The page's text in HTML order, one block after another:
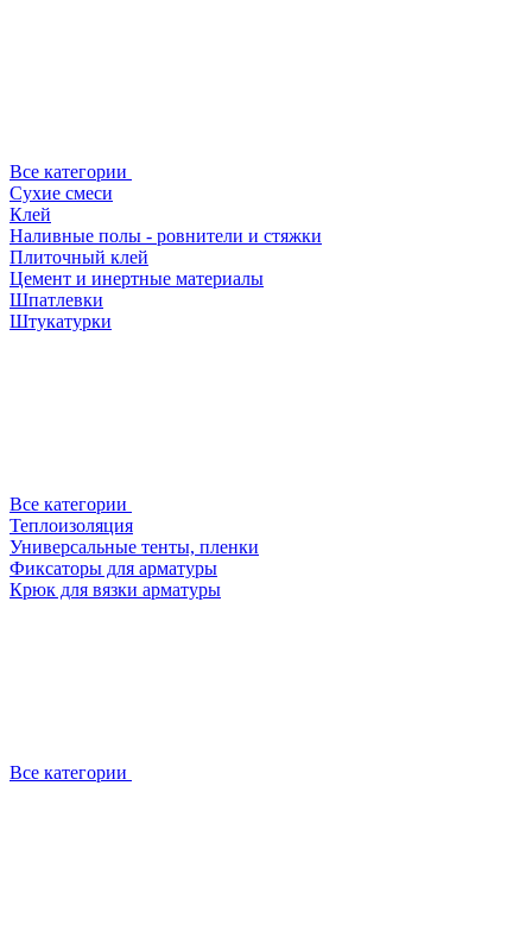
Все категории
Сухие смеси
Клей
Наливные полы - ровнители и стяжки
Плиточный клей
Цемент и инертные материалы
Шпатлевки
Штукатурки
Все категории
Теплоизоляция
Универсальные тенты, пленки
Фиксаторы для арматуры
Крюк для вязки арматуры
Все категории